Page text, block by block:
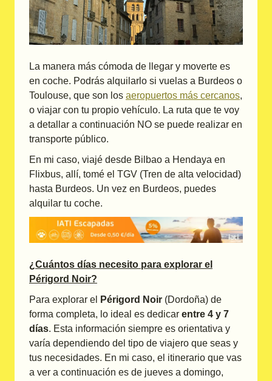
La manera más cómoda de llegar y moverte es
en coche. Podrás alquilarlo si vuelas a Burdeos o
Toulouse, que son los aeropuertos más cercanos,
o viajar con tu propio vehículo. La ruta que te voy
a detallar a continuación NO se puede realizar en
transporte público.
En mi caso, viajé desde Bilbao a Hendaya en
Flixbus, allí, tomé el TGV (Tren de alta velocidad)
hasta Burdeos. Un vez en Burdeos, puedes
alquilar tu coche.
¿Cuántos días necesito para explorar el
Périgord Noir?
Para explorar el
Périgord Noir (Dordoña) de
forma completa, lo ideal es dedicar entre 4 y 7
días. Esta información siempre es orientativa y
varía dependiendo del tipo de viajero que seas y
tus necesidades. En mi caso, el itinerario que vas
a ver a continuación es de jueves a domingo,